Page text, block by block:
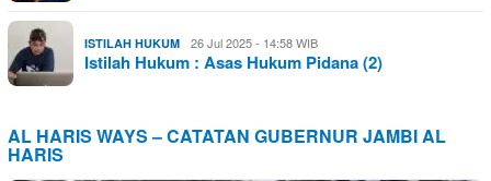
ISTILAH HUKUM 26 Jul 2025 - 14:58 WIB
Istilah Hukum : Asas Hukum Pidana (2)
AL HARIS WAYS – CATATAN GUBERNUR JAMBI AL
HARIS